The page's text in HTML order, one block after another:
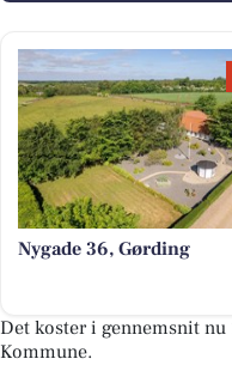
Nygade 36, Gørding
Det koster i gennemsnit
Kommune.